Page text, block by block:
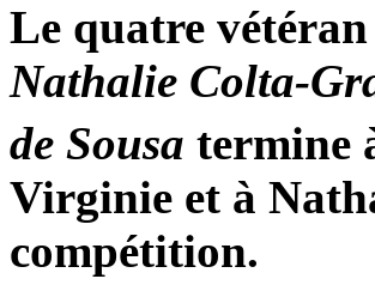
Le quatre
Nathalie Colta-
de Sousa termine
Virginie et à
compétition.